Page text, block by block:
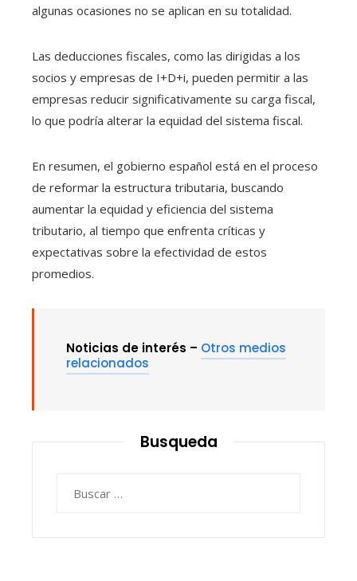
algunas ocasiones no se aplican en su totalidad.
Las deducciones fiscales, como las dirigidas a los
socios y empresas de I+D+i, pueden permitir a las
empresas reducir significativamente su carga fiscal,
lo que podría alterar la equidad del sistema fiscal.
En resumen, el gobierno español está en el proceso
de reformar la estructura tributaria, buscando
aumentar la equidad y eficiencia del sistema
tributario, al tiempo que enfrenta críticas y
expectativas sobre la efectividad de estos
promedios.
Noticias de interés – Otros medios
relacionados
Busqueda